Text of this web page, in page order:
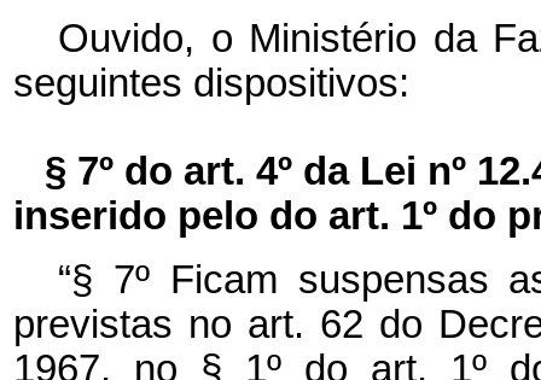
Ouvido, o Ministério da
seguintes dispositivos:
§ 7º do art. 4º da Lei nº
inserido pelo do art. 1º do
“§ 7º Ficam suspensas
previstas no art. 62 do
1967, no § 1º do art. 1º